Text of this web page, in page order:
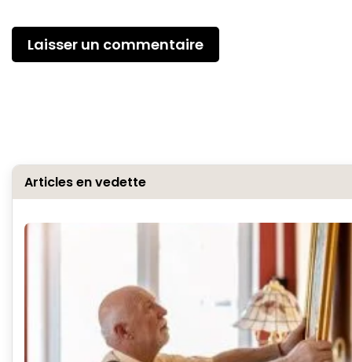
Laisser un commentaire
Articles en vedette